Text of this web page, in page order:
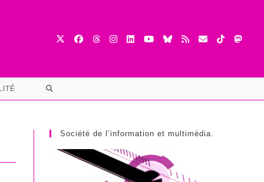
TOGGLE
SEARCH
Société de l’information et multimédia.